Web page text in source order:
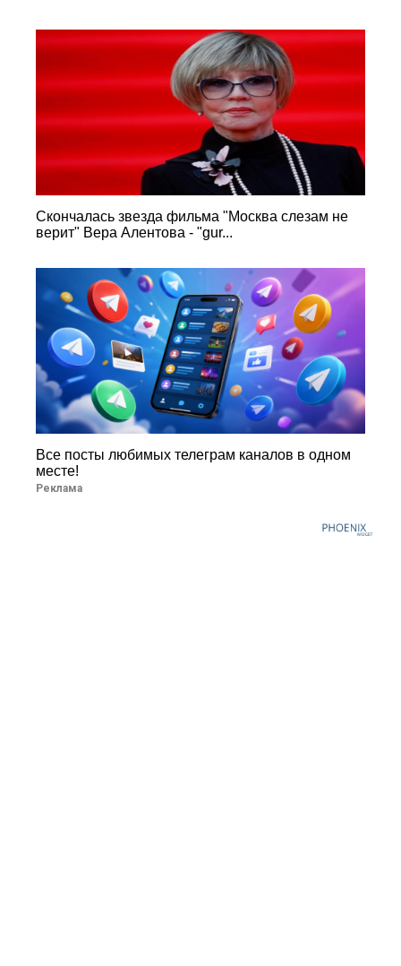
Скончалась звезда фильма "Москва слезам не
верит" Вера Алентова - "gur...
Все посты любимых телеграм каналов в одном
месте!
Реклама